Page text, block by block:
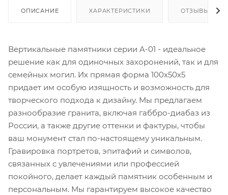
ОПИСАНИЕ ХАРАКТЕРИСТИКИ ОТЗЫВЫ
Вертикальные памятники серии A-01 - идеальное
решение как для одиночных захоронений, так и для
семейных могил. Их прямая форма 100х50х5
придает им особую изящность и возможность для
творческого подхода к дизайну. Мы предлагаем
разнообразие гранита, включая габбро-диабаз из
России, а также другие оттенки и фактуры, чтобы
ваш монумент стал по-настоящему уникальным.
Гравировка портретов, эпитафий и символов,
связанных с увлечениями или профессией
покойного, делает каждый памятник особенным и
персональным. Мы гарантируем высокое качество